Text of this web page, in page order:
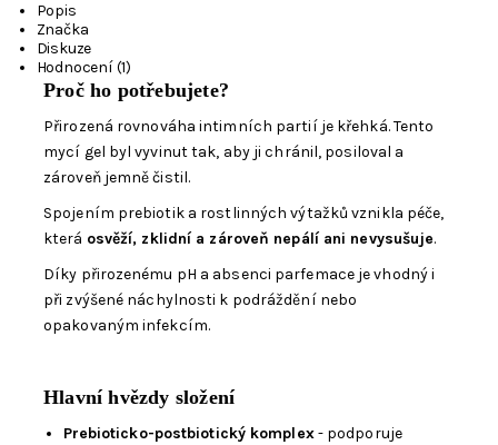
Popis
Značka
Diskuze
Hodnocení (1)
Proč ho potřebujete?
Přirozená rovnováha intimních partií je křehká. Tento
mycí gel byl vyvinut tak, aby ji chránil, posiloval a
zároveň jemně čistil.
Spojením prebiotik a rostlinných výtažků vznikla péče,
která osvěží, zklidní a zároveň nepálí ani nevysušuje.
Díky přirozenému pH a absenci parfemace je vhodný i
při zvýšené náchylnosti k podráždění nebo
opakovaným infekcím.
Hlavní hvězdy složení
Prebioticko-postbiotický komplex- podporuje